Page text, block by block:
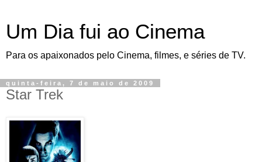
Um Dia fui ao Cinema
Para os apaixonados pelo Cinema, filmes, e séries de TV.
quinta-feira, 7 de maio de 2009
Star Trek